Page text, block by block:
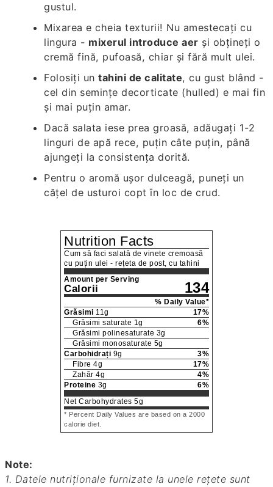
gustul.
Mixarea e cheia texturii! Nu amestecați cu
lingura - mixerul introduce aer și obțineți o
cremă fină, pufoasă, chiar și fără mult ulei.
Folosiți untahini de calitate, cu gust blând -
cel din semințe decorticate (hulled) e mai fin
și mai puțin amar.
Dacă salata iese prea groasă, adăugați 1-2
linguri de apă rece, puțin câte puțin, până
ajungeți la consistența dorită.
Pentru o aromă ușor dulceagă, puneți un
cățel de usturoi copt în loc de crud.
Nutrition Facts
Cum să faci salată de vinete cremoasă
cu puțin ulei - rețeta de post, cu tahini
Amount per Serving
Calorii 134
% Daily Value*
Grăsimi 11g 17%
Grăsimi saturate 1g 6%
Grăsimi polinesaturate 3g
Grăsimi monosaturate 5g
Carbohidrați 9g 3%
Fibre 4g 17%
Zahăr 4g 4%
Proteine 3g 6%
Net Carbohydrates 5g
* Percent Daily Values are based on a 2000
calorie diet.
Note:
1. Datele nutriționale furnizate la unele rețete sunt